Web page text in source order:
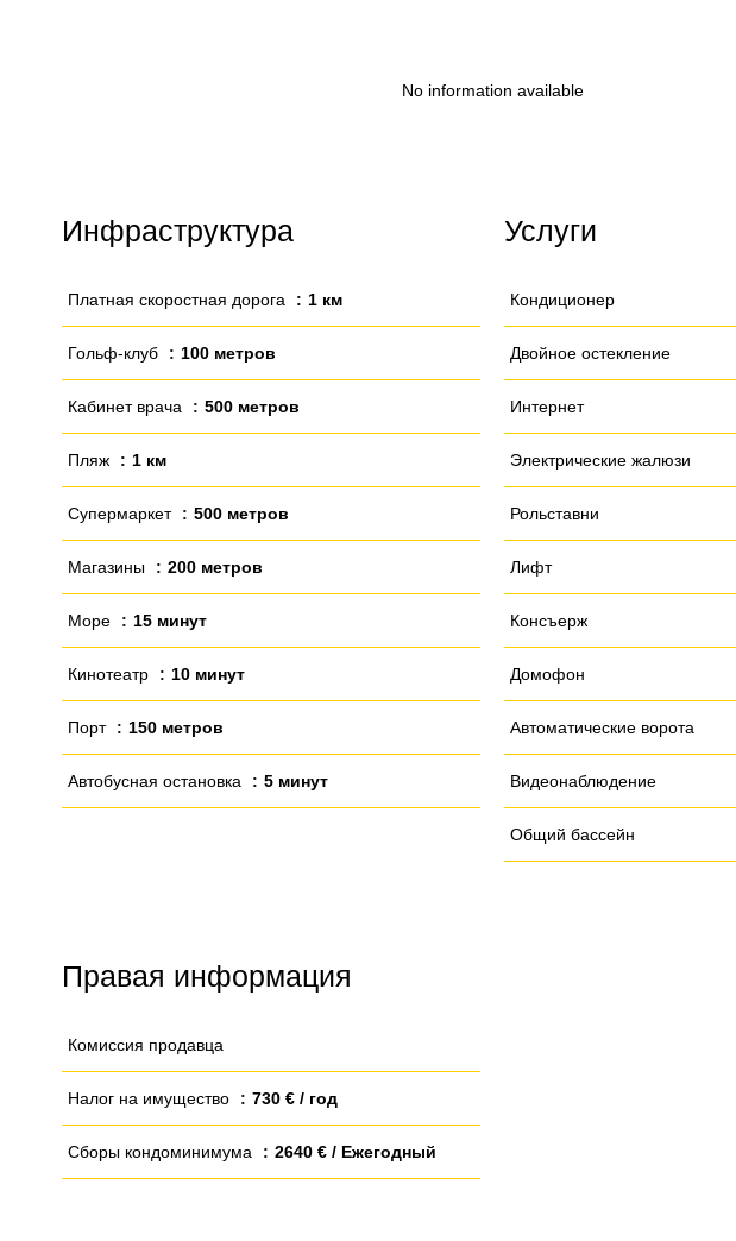
No information available
Инфраструктура
Платная скоростная дорога 1 км
Гольф-клуб 100 метров
Кабинет врача 500 метров
Пляж 1 км
Супермаркет 500 метров
Магазины 200 метров
Море 15 минут
Кинотеатр 10 минут
Порт 150 метров
Автобусная остановка 5 минут
Услуги
Кондиционер
Двойное остекление
Интернет
Электрические жалюзи
Рольставни
Лифт
Консъерж
Домофон
Автоматические ворота
Видеонаблюдение
Общий бассейн
Правая информация
Комиссия продавца
Налог на имущество 730 € / год
Сборы кондоминимума 2640 € / Ежегодный